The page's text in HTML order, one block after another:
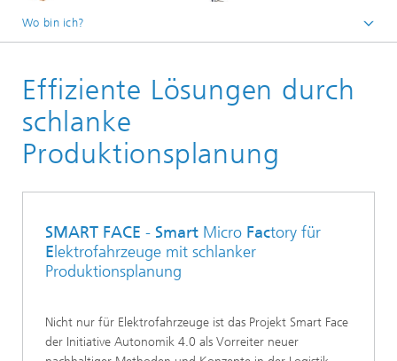
Wo bin ich?
Abteilungen
Materialflusssysteme
Öffentlich geförderte Projekte
Effiziente Lösungen durch
schlanke
Produktionsplanung
SMART FACE - Smart Micro Factory für
E lektrofahrzeuge mit schlanker
Produktionsplanung
Nicht nur für Elektrofahrzeuge ist das Projekt Smart Face
der Initiative Autonomik 4.0 als Vorreiter neuer